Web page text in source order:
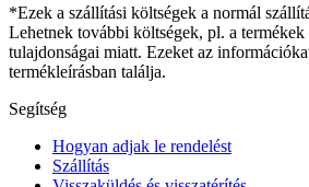
*Ezek a szállítási költségek a normál
Lehetnek további költségek, pl. a
tulajdonságai miatt. Ezeket az
termékleírásban találja.
Segítség
Hogyan adjak le rendelést
Szállítás